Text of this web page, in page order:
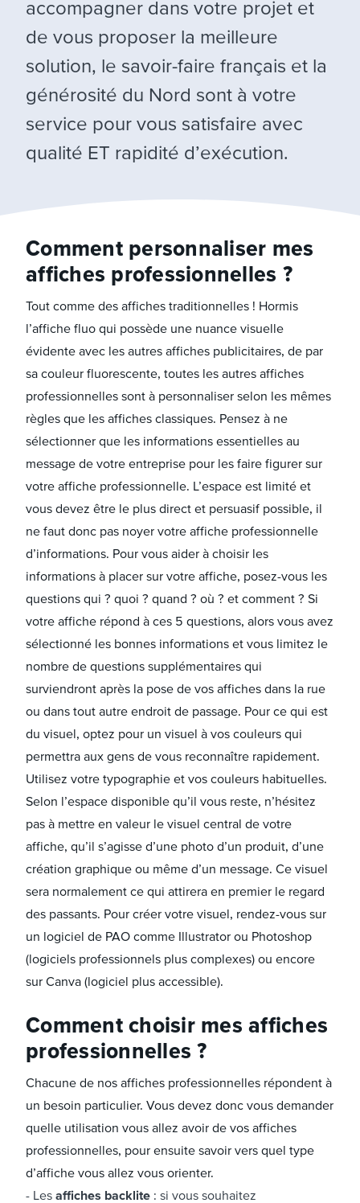
accompagner dans votre projet et
de vous proposer la meilleure
solution, le savoir-faire français et la
générosité du Nord sont à votre
service pour vous satisfaire avec
qualité ET rapidité d’exécution.
Comment personnaliser mes
affiches professionnelles ?
Tout comme des affiches traditionnelles ! Hormis
l’affiche fluo qui possède une nuance visuelle
évidente avec les autres affiches publicitaires, de par
sa couleur fluorescente, toutes les autres affiches
professionnelles sont à personnaliser selon les mêmes
règles que les affiches classiques. Pensez à ne
sélectionner que les informations essentielles au
message de votre entreprise pour les faire figurer sur
votre affiche professionnelle. L’espace est limité et
vous devez être le plus direct et persuasif possible, il
ne faut donc pas noyer votre affiche professionnelle
d’informations. Pour vous aider à choisir les
informations à placer sur votre affiche, posez-vous les
questions qui ? quoi ? quand ? où ? et comment ? Si
votre affiche répond à ces 5 questions, alors vous avez
sélectionné les bonnes informations et vous limitez le
nombre de questions supplémentaires qui
surviendront après la pose de vos affiches dans la rue
ou dans tout autre endroit de passage. Pour ce qui est
du visuel, optez pour un visuel à vos couleurs qui
permettra aux gens de vous reconnaître rapidement.
Utilisez votre typographie et vos couleurs habituelles.
Selon l’espace disponible qu’il vous reste, n’hésitez
pas à mettre en valeur le visuel central de votre
affiche, qu’il s’agisse d’une photo d’un produit, d’une
création graphique ou même d’un message. Ce visuel
sera normalement ce qui attirera en premier le regard
des passants. Pour créer votre visuel, rendez-vous sur
un logiciel de PAO comme Illustrator ou Photoshop
(logiciels professionnels plus complexes) ou encore
sur Canva (logiciel plus accessible).
Comment choisir mes affiches
professionnelles ?
Chacune de nos affiches professionnelles répondent à
un besoin particulier. Vous devez donc vous demander
quelle utilisation vous allez avoir de vos affiches
professionnelles, pour ensuite savoir vers quel type
d’affiche vous allez vous orienter.
Les affiches backlite : si vous souhaitez